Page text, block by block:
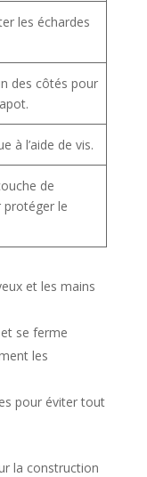
les échardes
des côtés pour
à l’aide de vis.
de
protéger le
et les mains
se ferme
les
pour éviter tout
la construction